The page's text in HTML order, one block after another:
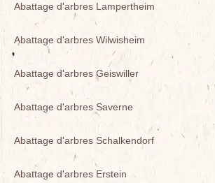
Abattage d'arbres Lampertheim
Abattage d'arbres Wilwisheim
Abattage d'arbres Geiswiller
Abattage d'arbres Saverne
Abattage d'arbres Schalkendorf
Abattage d'arbres Erstein